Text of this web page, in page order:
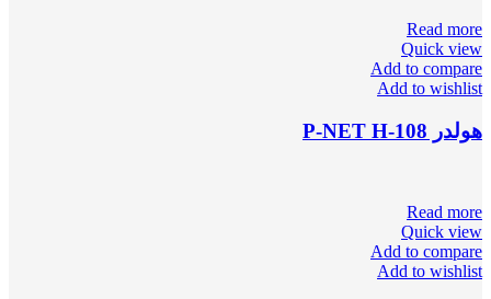
Read more
Quick view
Add to compare
Add to wishlist
هولدر P-NET H-108
Read more
Quick view
Add to compare
Add to wishlist